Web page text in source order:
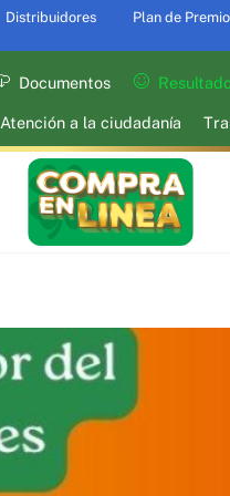
Distribuidores Plan de
Documentos
Atención a la ciudadanía